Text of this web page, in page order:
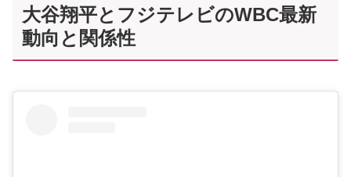
大谷翔平とフジテレビのWBC最新
動向と関係性